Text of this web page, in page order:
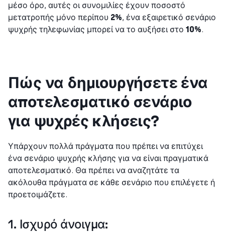
μέσο όρο, αυτές οι συνομιλίες έχουν ποσοστό
μετατροπής μόνο περίπου 2%, ένα εξαιρετικό σενάριο
ψυχρής τηλεφωνίας μπορεί να το αυξήσει στο 10%.
Πώς να δημιουργήσετε ένα
αποτελεσματικό σενάριο
για ψυχρές κλήσεις?
Υπάρχουν πολλά πράγματα που πρέπει να επιτύχει
ένα σενάριο ψυχρής κλήσης για να είναι πραγματικά
αποτελεσματικό. Θα πρέπει να αναζητάτε τα
ακόλουθα πράγματα σε κάθε σενάριο που επιλέγετε ή
προετοιμάζετε.
1. Ισχυρό άνοιγμα: